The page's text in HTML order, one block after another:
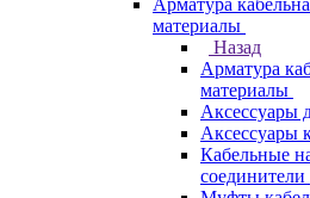
Арматура
материалы
Назад
Арматура
материалы
Аксессуары
Аксессуары
Кабельные